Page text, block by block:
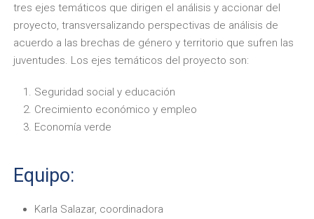
tres ejes temáticos que dirigen el análisis y accionar del
proyecto, transversalizando perspectivas de análisis de
acuerdo a las brechas de género y territorio que sufren las
juventudes. Los ejes temáticos del proyecto son:
Seguridad social y educación
Crecimiento económico y empleo
Economía verde
Equipo:
Karla Salazar, coordinadora